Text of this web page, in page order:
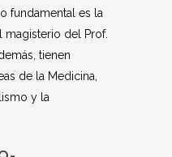
fundamental es la
magisterio del Prof.
tienen
de la Medicina,
y la